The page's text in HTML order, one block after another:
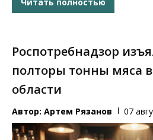
Роспотребнадзор
полторы тонны мяса
области
Автор: Артем Рязанов 07